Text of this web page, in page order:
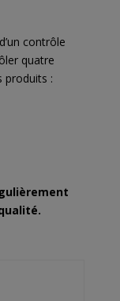
contrôle
quatre
produits :